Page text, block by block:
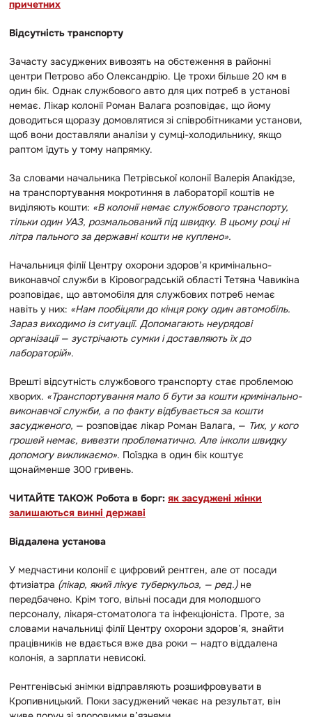
причетних
Відсутність транспорту
Зачасту засуджених вивозять на обстеження в районні
центри Петрово або Олександрію. Це трохи більше 20 км в
один бік. Однак службового авто для цих потреб в установі
немає. Лікар колонії Роман Валага розповідає, що йому
доводиться щоразу домовлятися зі співробітниками установи,
щоб вони доставляли аналізи у сумці-холодильнику, якщо
раптом їдуть у тому напрямку.
За словами начальника Петрівської колонії Валерія Апакідзе,
на транспортування мокротиння в лабораторії коштів не
виділяють кошти: «В колонії немає службового транспорту,
тільки один УАЗ, розмальований під швидку. В цьому році ні
літра пального за державні кошти не куплено».
Начальниця філії Центру охорони здоров’я кримінально-
виконавчої служби в Кіровоградській області Тетяна Чавикіна
розповідає, що автомобіля для службових потреб немає
навіть у них: «Нам пообіцяли до кінця року один автомобіль.
Зараз виходимо із ситуації. Допомагають неурядові
організації — зустрічають сумки і доставляють їх до
лабораторій».
Врешті відсутність службового транспорту стає проблемою
хворих. «Транспортування мало б бути за кошти кримінально-
виконавчої служби, а по факту відбувається за кошти
засудженого, — розповідає лікар Роман Валага, — Тих, у кого
грошей немає, вивезти проблематично. Але інколи швидку
допомогу викликаємо». Поїздка в один бік коштує
щонайменше 300 гривень.
ЧИТАЙТЕ ТАКОЖ Робота в борг: як засуджені жінки
залишаються винні державі
Віддалена установа
У медчастини колонії є цифровий рентген, але от посади
фтизіатра (лікар, який лікує туберкульоз, — ред.)не
передбачено. Крім того, вільні посади для молодшого
персоналу, лікаря-стоматолога та інфекціоніста. Проте, за
словами начальниці філії Центру охорони здоров’я, знайти
працівників не вдається вже два роки — надто віддалена
колонія, а зарплати невисокі.
Рентгенівські знімки відправляють розшифровувати в
Кропивницький. Поки засуджений чекає на результат, він